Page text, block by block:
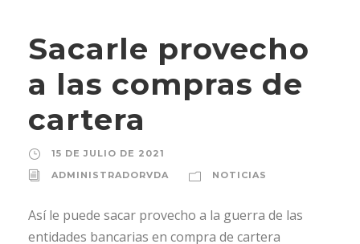
Sacarle provecho
a las compras de
cartera
15 DE JULIO DE 2021
ADMINISTRADORVDA
NOTICIAS
Así le puede sacar provecho a la guerra de las
entidades bancarias en compra de cartera